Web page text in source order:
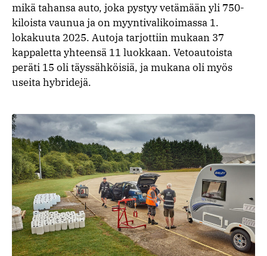
mikä tahansa auto, joka pystyy vetämään yli 750-
kiloista vaunua ja on myyntivalikoimassa 1.
lokakuuta 2025. Autoja tarjottiin mukaan 37
kappaletta yhteensä 11 luokkaan. Vetoautoista
peräti 15 oli täyssähköisiä, ja mukana oli myös
useita hybridejä.